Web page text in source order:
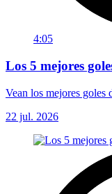
4:05
Los 5 mejores
Vean los mejores goles
22 jul. 2026